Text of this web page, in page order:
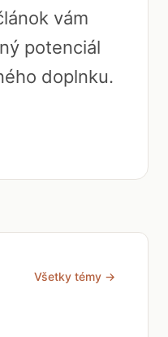
vám
potenciál
doplnku.
Všetky témy →